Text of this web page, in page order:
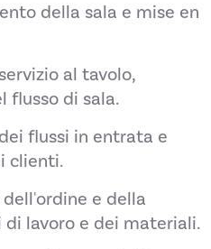
della sala e mise en
al tavolo,
flusso di sala.
flussi in entrata e
clienti.
e della
lavoro e dei materiali.